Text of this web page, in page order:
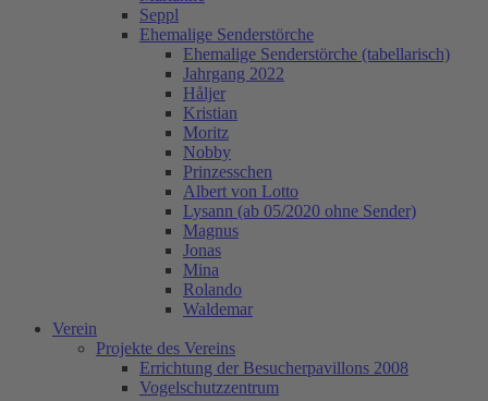
Seppl
Ehemalige Senderstörche
Ehemalige Senderstörche (tabellarisch)
Jahrgang 2022
Håljer
Kristian
Moritz
Nobby
Prinzesschen
Albert von Lotto
Lysann (ab 05/2020 ohne Sender)
Magnus
Jonas
Mina
Rolando
Waldemar
Verein
Projekte des Vereins
Errichtung der Besucherpavillons 2008
Vogelschutzzentrum